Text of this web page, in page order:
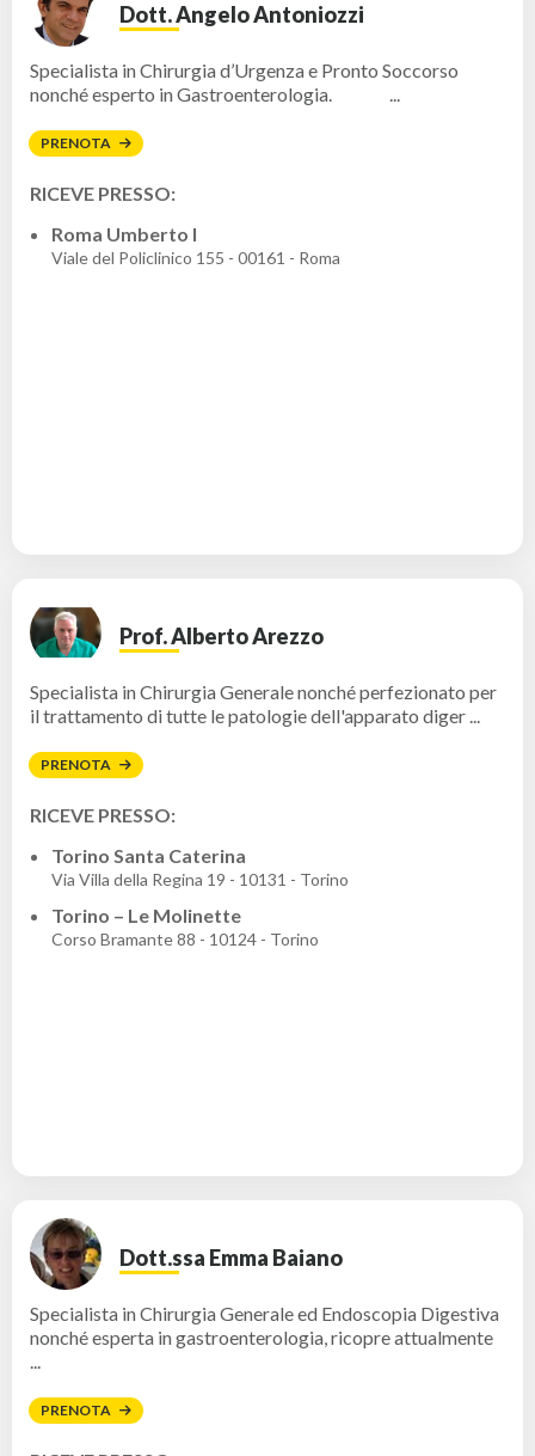
Dott. Angelo Antoniozzi
Specialista in Chirurgia d’Urgenza e Pronto Soccorso
nonché esperto in Gastroenterologia. ...
PRENOTA
RICEVE PRESSO:
Roma Umberto I
Viale del Policlinico 155 - 00161 - Roma
Prof. Alberto Arezzo
Specialista in Chirurgia Generale nonché perfezionato per
il trattamento di tutte le patologie dell'apparato diger ...
PRENOTA
RICEVE PRESSO:
Torino Santa Caterina
Via Villa della Regina 19 - 10131 - Torino
Torino – Le Molinette
Corso Bramante 88 - 10124 - Torino
Dott.ssa Emma Baiano
Specialista in Chirurgia Generale ed Endoscopia Digestiva
nonché esperta in gastroenterologia, ricopre attualmente
...
PRENOTA